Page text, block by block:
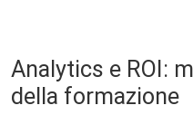
Analytics e ROI:
della formazione